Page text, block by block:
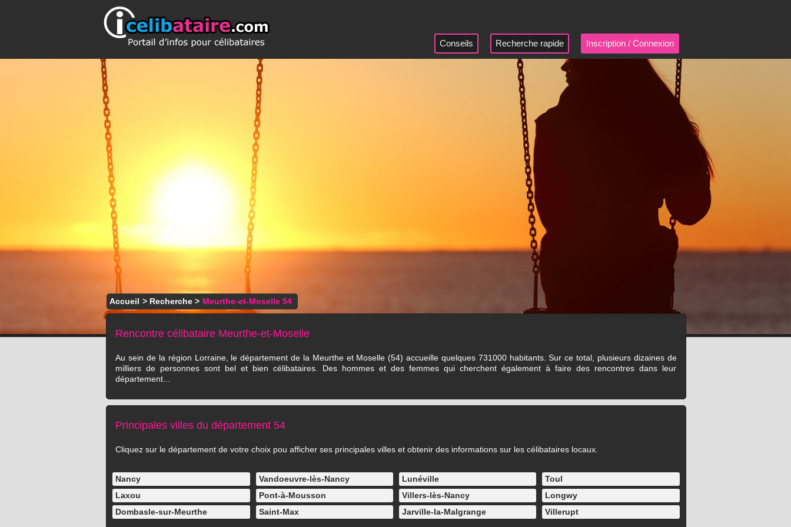
Inscription / Connexion
Recherche rapide
Conseils
Accueil > Recherche > Meurthe-et-Moselle 54
Rencontre célibataire Meurthe-et-Moselle
Au sein de la région Lorraine, le département de la Meurthe et Moselle (54) accueille quelques 731000 habitants. Sur ce total, plusieurs dizaines de
milliers de personnes sont bel et bien célibataires. Des hommes et des femmes qui cherchent également à faire des rencontres dans leur
département...
Principales villes du département 54
Cliquez sur le département de votre choix pou afficher ses principales villes et obtenir des informations sur les célibataires locaux.
Nancy Vandoeuvre-lès-Nancy Lunéville
Toul
Laxou
Pont-à-Mousson Villers-lès-Nancy
Longwy
Dombasle-sur-Meurthe
Saint-Max Jarville-la-Malgrange Villerupt